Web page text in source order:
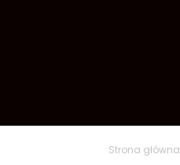
polsku
Strona główna